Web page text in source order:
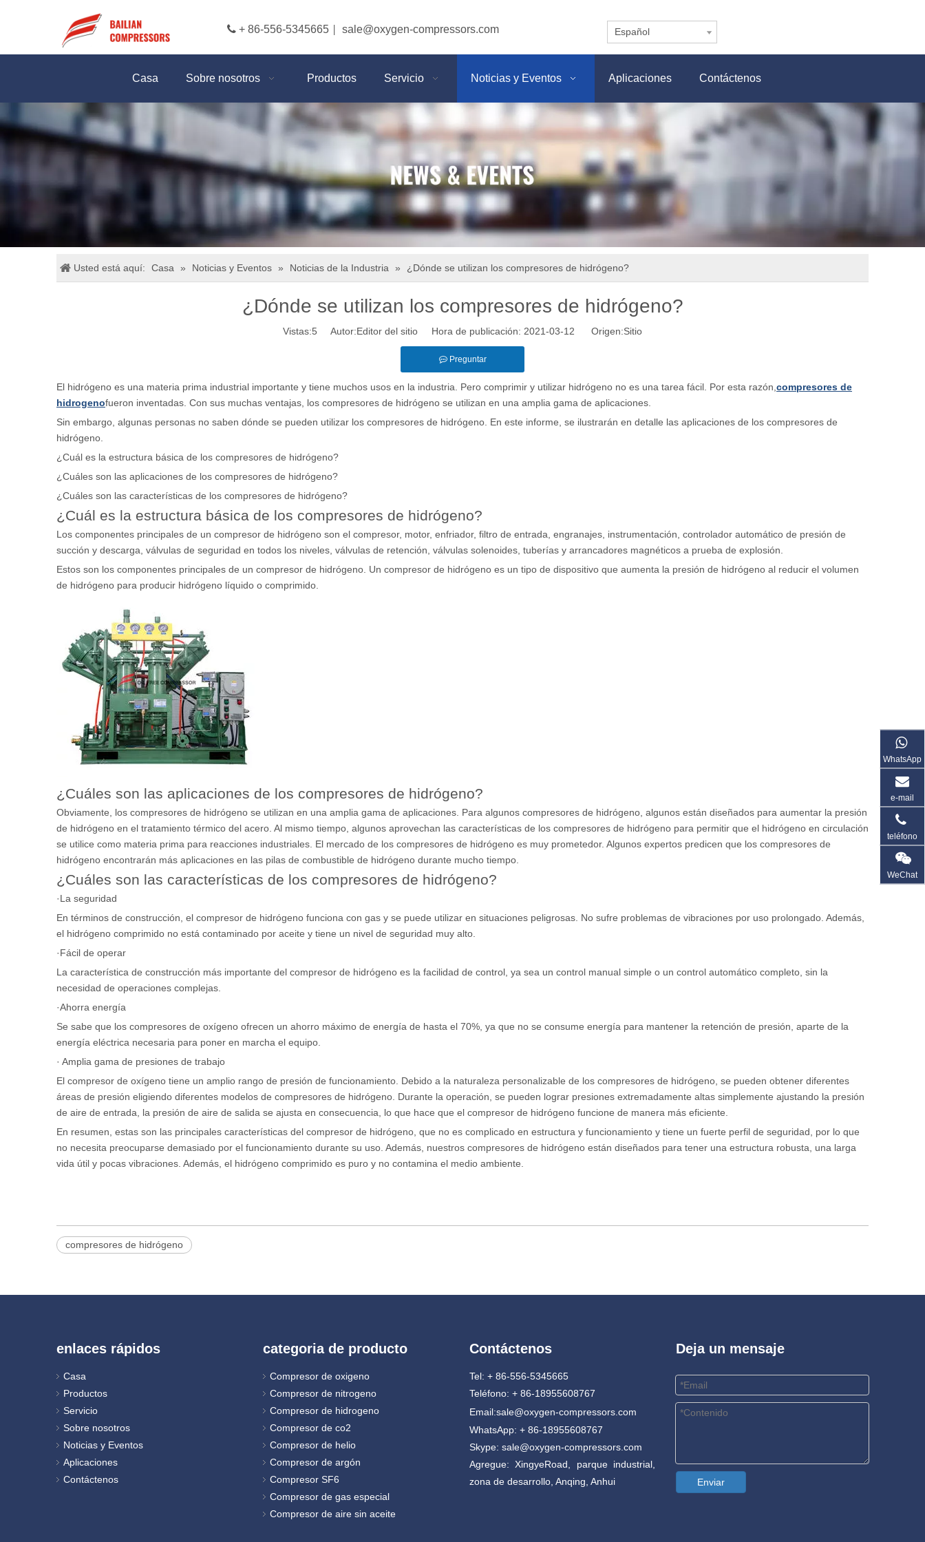
 + 86-556-5345665 sale@oxygen-compressors.com Español
Casa Sobre nosotros Productos Servicio Noticias y Eventos Aplicaciones Contáctenos
Usted está aquí: Casa » Noticias y Eventos » Noticias de la Industria » ¿Dónde se utilizan los compresores de hidrógeno?
¿Dónde se utilizan los compresores de hidrógeno?
Vistas:5 Autor:Editor del sitio Hora de publicación: 2021-03-12 Origen:Sitio
Preguntar
El hidrógeno es una materia prima industrial importante y tiene muchos usos en la industria. Pero comprimir y utilizar hidrógeno no es una tarea fácil. Por esta razón, compresores de
hidrogenofueron inventadas. Con sus muchas ventajas, los compresores de hidrógeno se utilizan en una amplia gama de aplicaciones.
Sin embargo, algunas personas no saben dónde se pueden utilizar los compresores de hidrógeno. En este informe, se ilustrarán en detalle las aplicaciones de los compresores de
hidrógeno.
¿Cuál es la estructura básica de los compresores de hidrógeno?
¿Cuáles son las aplicaciones de los compresores de hidrógeno?
¿Cuáles son las características de los compresores de hidrógeno?
¿Cuál es la estructura básica de los compresores de hidrógeno?
Los componentes principales de un compresor de hidrógeno son el compresor, motor, enfriador, filtro de entrada, engranajes, instrumentación, controlador automático de presión de
succión y descarga, válvulas de seguridad en todos los niveles, válvulas de retención, válvulas solenoides, tuberías y arrancadores magnéticos a prueba de explosión.
Estos son los componentes principales de un compresor de hidrógeno. Un compresor de hidrógeno es un tipo de dispositivo que aumenta la presión de hidrógeno al reducir el volumen
de hidrógeno para producir hidrógeno líquido o comprimido.
¿Cuáles son las aplicaciones de los compresores de hidrógeno?
Obviamente, los compresores de hidrógeno se utilizan en una amplia gama de aplicaciones. Para algunos compresores de hidrógeno, algunos están diseñados para aumentar la presión
de hidrógeno en el tratamiento térmico del acero. Al mismo tiempo, algunos aprovechan las características de los compresores de hidrógeno para permitir que el hidrógeno en circulación
se utilice como materia prima para reacciones industriales. El mercado de los compresores de hidrógeno es muy prometedor. Algunos expertos predicen que los compresores de
hidrógeno encontrarán más aplicaciones en las pilas de combustible de hidrógeno durante mucho tiempo.
¿Cuáles son las características de los compresores de hidrógeno?
·La seguridad
En términos de construcción, el compresor de hidrógeno funciona con gas y se puede utilizar en situaciones peligrosas. No sufre problemas de vibraciones por uso prolongado. Además,
el hidrógeno comprimido no está contaminado por aceite y tiene un nivel de seguridad muy alto.
·Fácil de operar
La característica de construcción más importante del compresor de hidrógeno es la facilidad de control, ya sea un control manual simple o un control automático completo, sin la
necesidad de operaciones complejas.
·Ahorra energía
Se sabe que los compresores de oxígeno ofrecen un ahorro máximo de energía de hasta el 70%, ya que no se consume energía para mantener la retención de presión, aparte de la
energía eléctrica necesaria para poner en marcha el equipo.
· Amplia gama de presiones de trabajo
El compresor de oxígeno tiene un amplio rango de presión de funcionamiento. Debido a la naturaleza personalizable de los compresores de hidrógeno, se pueden obtener diferentes
áreas de presión eligiendo diferentes modelos de compresores de hidrógeno. Durante la operación, se pueden lograr presiones extremadamente altas simplemente ajustando la presión
de aire de entrada, la presión de aire de salida se ajusta en consecuencia, lo que hace que el compresor de hidrógeno funcione de manera más eficiente.
En resumen, estas son las principales características del compresor de hidrógeno, que no es complicado en estructura y funcionamiento y tiene un fuerte perfil de seguridad, por lo que
no necesita preocuparse demasiado por el funcionamiento durante su uso. Además, nuestros compresores de hidrógeno están diseñados para tener una estructura robusta, una larga
vida útil y pocas vibraciones. Además, el hidrógeno comprimido es puro y no contamina el medio ambiente.
compresores de hidrógeno
WhatsApp
e-mail
teléfono
WeChat
enlaces rápidos
Casa
Productos
Servicio
Sobre nosotros
Noticias y Eventos
Aplicaciones
Contáctenos
categoria de producto
Compresor de oxigeno
Compresor de nitrogeno
Compresor de hidrogeno
Compresor de co2
Compresor de helio
Compresor de argón
Compresor SF6
Compresor de gas especial
Compresor de aire sin aceite
Contáctenos
Tel: + 86-556-5345665
Teléfono: + 86-18955608767
Email:sale@oxygen-compressors.com
WhatsApp: + 86-18955608767
Skype: sale@oxygen-compressors.com
Agregue: XingyeRoad, parque industrial,
zona de desarrollo, Anqing, Anhui
Deja un mensaje
Enviar